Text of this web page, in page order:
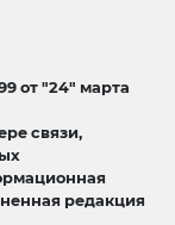
от "24" марта
связи,
редакция